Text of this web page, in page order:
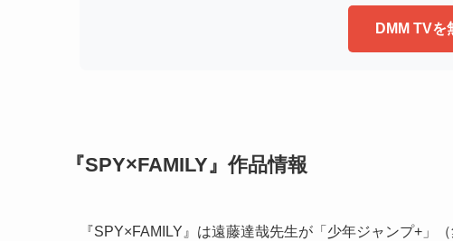
DMM TVを
『SPY×FAMILY』作品情報
『SPY×FAMILY』は遠藤達哉先生が「少年ジャンプ+」